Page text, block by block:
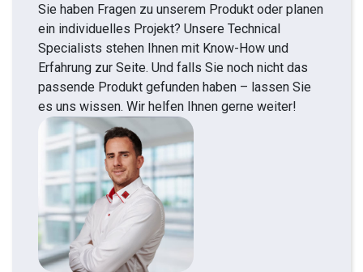
Sie haben Fragen zu unserem Produkt oder planen
ein individuelles Projekt? Unsere Technical
Specialists stehen Ihnen mit Know-How und
Erfahrung zur Seite. Und falls Sie noch nicht das
passende Produkt gefunden haben – lassen Sie
es uns wissen. Wir helfen Ihnen gerne weiter!